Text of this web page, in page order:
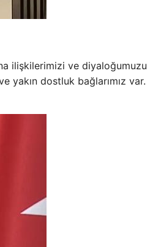
ilişkilerimizi ve diyaloğumuzu
yakın dostluk bağlarımız var.